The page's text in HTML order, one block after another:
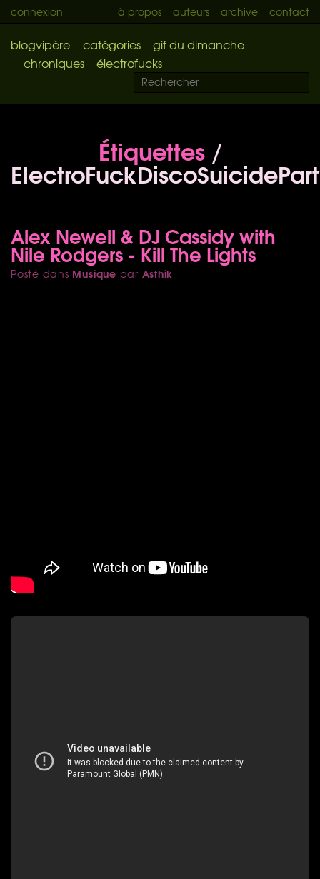
connexion à propos auteurs archive contact
blogvipère catégories
gif du dimanche
chroniques
électrofucks
Étiquettes/
Alex Newell & DJ Cassidy with
Nile Rodgers - Kill The Lights
Posté dans Musique par Asthik